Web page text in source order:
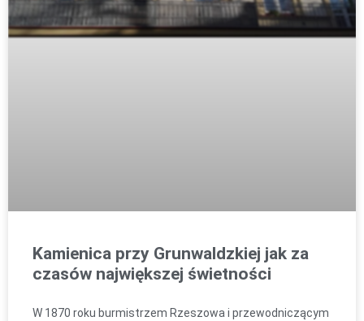
Kamienica przy Grunwaldzkiej jak za
czasów największej świetności
W 1870 roku burmistrzem Rzeszowa i przewodniczącym